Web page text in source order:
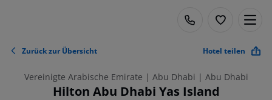
Zurück zur Übersicht Hotel teilen
Vereinigte Arabische Emirate | Abu Dhabi | Abu Dhabi
Hilton Abu Dhabi Yas Island